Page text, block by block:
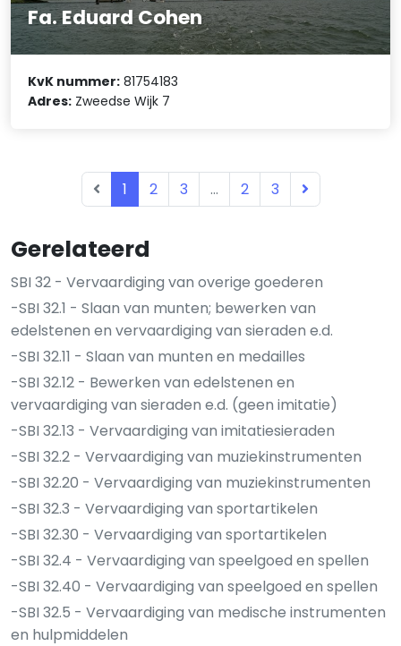
Gerelateerd
SBI 32 - Vervaardiging van overige goederen
-SBI 32.1 - Slaan van munten; bewerken van
edelstenen en vervaardiging van sieraden e.d.
-SBI 32.11 - Slaan van munten en medailles
-SBI 32.12 - Bewerken van edelstenen en
vervaardiging van sieraden e.d. (geen imitatie)
-SBI 32.13 - Vervaardiging van imitatiesieraden
-SBI 32.2 - Vervaardiging van muziekinstrumenten
-SBI 32.20 - Vervaardiging van muziekinstrumenten
-SBI 32.3 - Vervaardiging van sportartikelen
-SBI 32.30 - Vervaardiging van sportartikelen
-SBI 32.4 - Vervaardiging van speelgoed en spellen
-SBI 32.40 - Vervaardiging van speelgoed en spellen
-SBI 32.5 - Vervaardiging van medische instrumenten
en hulpmiddelen
Fa. Eduard Cohen
KvK nummer: 81754183
Adres: Zweedse Wijk 7
1 2 3 ... 2 3